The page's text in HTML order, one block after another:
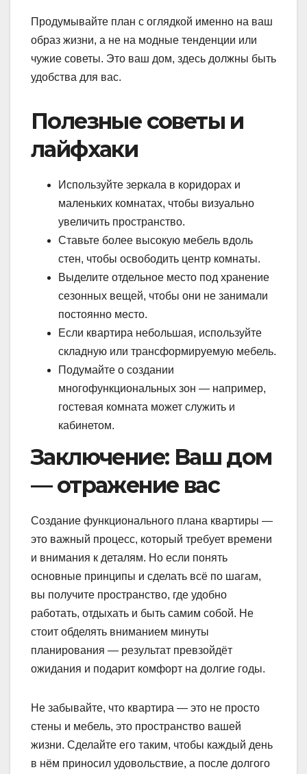
Продумывайте план с оглядкой именно на ваш
образ жизни, а не на модные тенденции или
чужие советы. Это ваш дом, здесь должны быть
удобства для вас.
Полезные советы и
лайфхаки
Используйте зеркала в коридорах и
маленьких комнатах, чтобы визуально
увеличить пространство.
Ставьте более высокую мебель вдоль
стен, чтобы освободить центр комнаты.
Выделите отдельное место под хранение
сезонных вещей, чтобы они не занимали
постоянно место.
Если квартира небольшая, используйте
складную или трансформируемую мебель.
Подумайте о создании
многофункциональных зон — например,
гостевая комната может служить и
кабинетом.
Заключение: Ваш дом
— отражение вас
Создание функционального плана квартиры —
это важный процесс, который требует времени
и внимания к деталям. Но если понять
основные принципы и сделать всё по шагам,
вы получите пространство, где удобно
работать, отдыхать и быть самим собой. Не
стоит обделять вниманием минуты
планирования — результат превзойдёт
ожидания и подарит комфорт на долгие годы.
Не забывайте, что квартира — это не просто
стены и мебель, это пространство вашей
жизни. Сделайте его таким, чтобы каждый день
в нём приносил удовольствие, а после долгого